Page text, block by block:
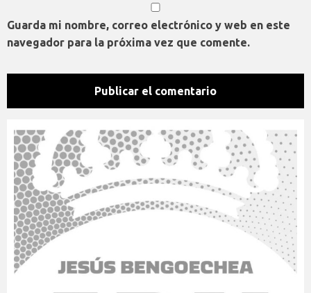
Guarda mi nombre, correo electrónico y web en este
navegador para la próxima vez que comente.